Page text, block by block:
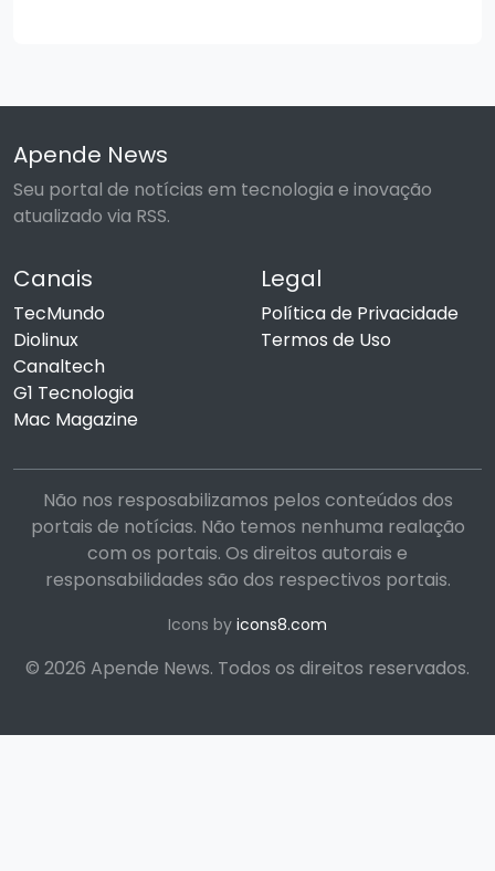
Apende News
Seu portal de notícias em tecnologia e inovação
atualizado via RSS.
Canais
TecMundo
Diolinux
Canaltech
G1 Tecnologia
Mac Magazine
Legal
Política de Privacidade
Termos de Uso
Não nos resposabilizamos pelos conteúdos dos
portais de notícias. Não temos nenhuma realação
com os portais. Os direitos autorais e
responsabilidades são dos respectivos portais.
Icons by icons8.com
© 2026 Apende News. Todos os direitos reservados.